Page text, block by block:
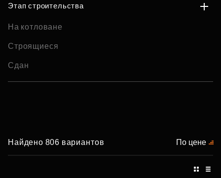
Этап строительства
На котловане
Строящиеся
Сдан
Найдено 806 вариантов По цене